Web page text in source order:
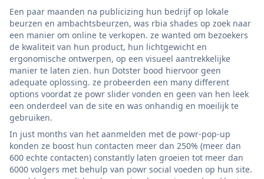
Een paar maanden na publicizing hun bedrijf op lokale
beurzen en ambachtsbeurzen, was rbia shades op zoek naar
een manier om online te verkopen. ze wanted om bezoekers
de kwaliteit van hun product, hun lichtgewicht en
ergonomische ontwerpen, op een visueel aantrekkelijke
manier te laten zien. hun Dotster bood hiervoor geen
adequate oplossing. ze probeerden een many different
options voordat ze powr slider vonden en geen van hen leek
een onderdeel van de site en was onhandig en moeilijk te
gebruiken.
In just months van het aanmelden met de powr-pop-up
konden ze boost hun contacten meer dan 250% (meer dan
600 echte contacten) constantly laten groeien tot meer dan
6000 volgers met behulp van powr social voeden op hun site.